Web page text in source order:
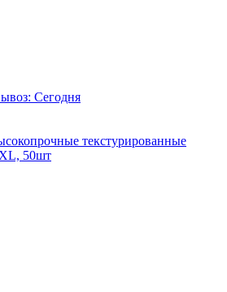
Сегодня
текстурированные
50шт